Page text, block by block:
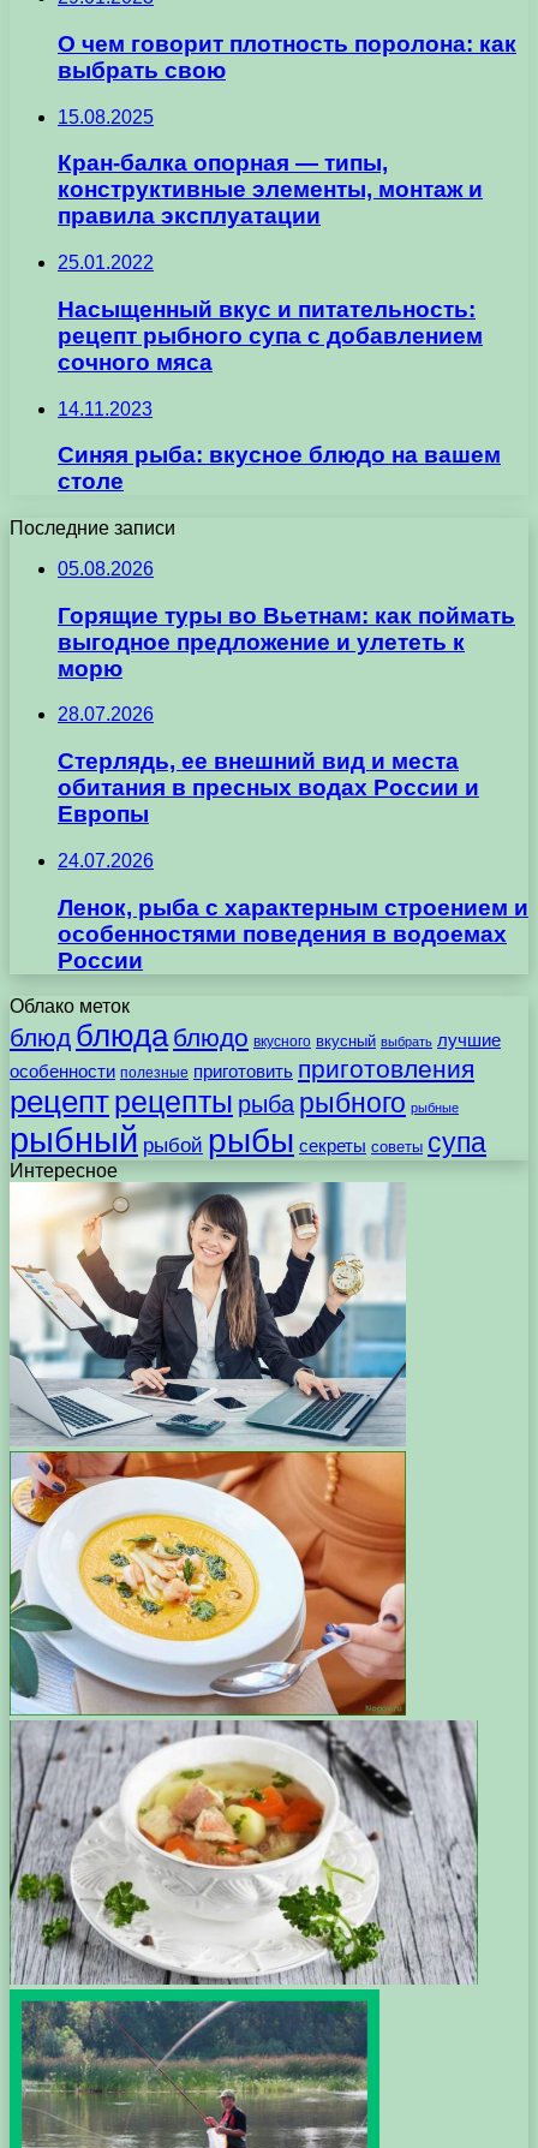
О чем говорит плотность поролона: как
выбрать свою
15.08.2025
Кран-балка опорная — типы,
конструктивные элементы, монтаж и
правила эксплуатации
25.01.2022
Насыщенный вкус и питательность:
рецепт рыбного супа с добавлением
сочного мяса
14.11.2023
Синяя рыба: вкусное блюдо на вашем
столе
Последние записи
05.08.2026
Горящие туры во Вьетнам: как поймать
выгодное предложение и улететь к
морю
28.07.2026
Стерлядь, ее внешний вид и места
обитания в пресных водах России и
Европы
24.07.2026
Ленок, рыба с характерным строением и
особенностями поведения в водоемах
России
Облако меток
блюд блюда блюдо вкусного вкусный выбрать лучшие
особенности полезные приготовить приготовления
рецептрецепты рыба рыбного рыбные
рыбный рыбой рыбы секреты советы супа
Интересное